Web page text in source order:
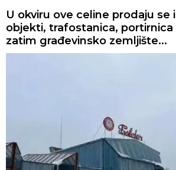
U okviru ove celine prodaju se
objekti, trafostanica, portirnica
zatim građevinsko zemljište...